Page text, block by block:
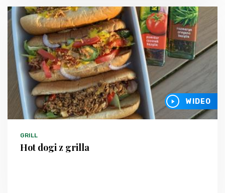
WIDEO
GRILL
Hot dogi z grilla